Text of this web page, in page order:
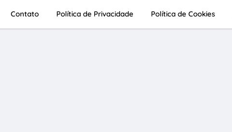
Contato Política de Privacidade Política de Cookies